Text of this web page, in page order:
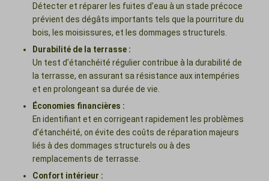
Détecter et réparer les fuites d’eau à un stade précoce
prévient des dégâts importants tels que la pourriture du
bois, les moisissures, et les dommages structurels.
Durabilité de la terrasse :
Un test d’étanchéité régulier contribue à la durabilité de
la terrasse, en assurant sa résistance aux intempéries
et en prolongeant sa durée de vie.
Économies financières :
En identifiant et en corrigeant rapidement les problèmes
d’étanchéité, on évite des coûts de réparation majeurs
liés à des dommages structurels ou à des
remplacements de terrasse.
Confort intérieur :